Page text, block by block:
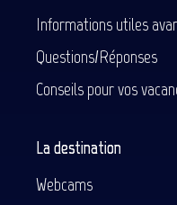
Informations utiles
Questions/Réponses
Conseils pour vos
La destination
Webcams